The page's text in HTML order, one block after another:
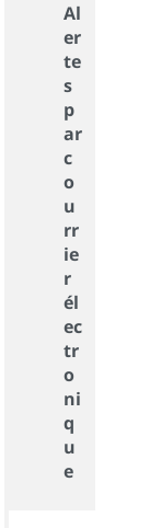
Al
er
te
s
p
ar
c
o
u
rr
ie
r
él
ec
tr
o
ni
q
u
e